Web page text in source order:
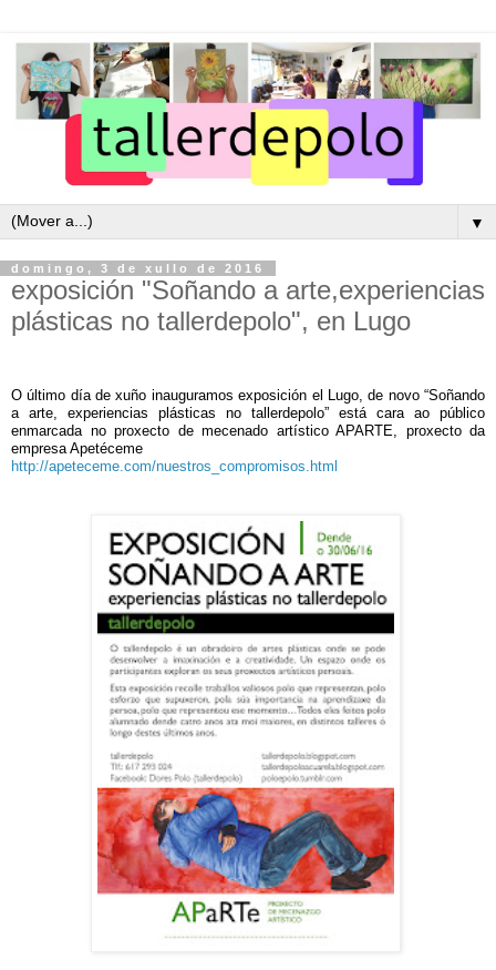
▼
domingo, 3 de xullo de 2016
exposición "Soñando a arte,experiencias
plásticas no tallerdepolo", en Lugo
O último día de xuño inauguramos exposición el Lugo, de novo “Soñando
a arte, experiencias plásticas no tallerdepolo” está cara ao público
enmarcada no proxecto de mecenado artístico APARTE, proxecto da
empresa Apetéceme
http://apeteceme.com/nuestros_compromisos.html